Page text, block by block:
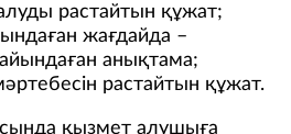
растайтын құжат;
жағдайда –
анықтама;
растайтын құжат.
қызмет алушыға